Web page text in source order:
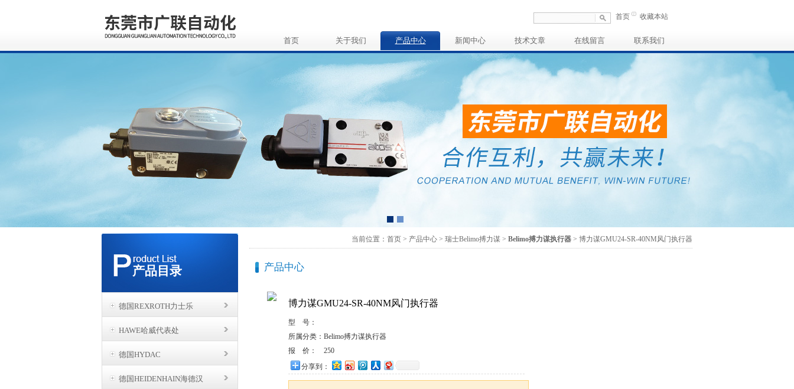
首页 收藏本站
首页 关于我们 产品中心 新闻中心 技术文章 在线留言 联系我们
产品目录
德国REXROTH力士乐
HAWE哈威代表处
德国HYDAC
德国HEIDENHAIN海德汉
当前位置：首页 > 产品中心 > 瑞士Belimo搏力谋 > Belimo搏力谋执行器 > 博力谋GMU24-SR-40NM风门执行器
产品中心
博力谋GMU24-SR-40NM风门执行器
型 号：
所属分类： Belimo搏力谋执行器
报 价：
250
分享到：